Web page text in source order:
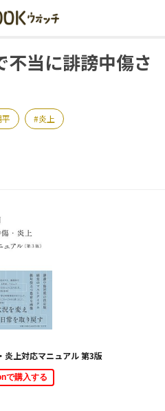
不当に誹謗中傷さ
炎上
炎上対応マニュアル 第3版
で購入する